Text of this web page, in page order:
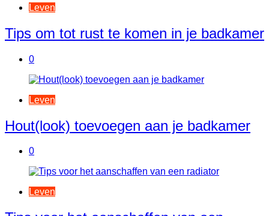
Leven
Tips om tot rust te komen in je badkamer
0
Leven
Hout(look) toevoegen aan je badkamer
0
Leven